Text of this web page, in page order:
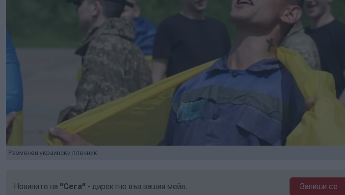
Разменен украински пленник
Новините на "Сега" - директно във вашия мейл. Запиши се